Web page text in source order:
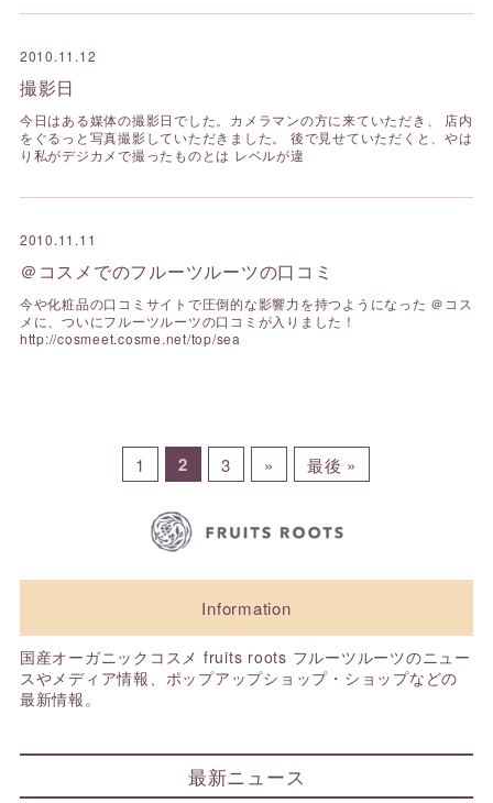
2010.11.12
撮影日
今日はある媒体の撮影日でした。カメラマンの方に来ていただき、 店内
をぐるっと写真撮影していただきました。 後で見せていただくと、やは
り私がデジカメで撮ったものとは レベルが違
2010.11.11
＠コスメでのフルーツルーツの口コミ
今や化粧品の口コミサイトで圧倒的な影響力を持つようになった ＠コス
メに、ついにフルーツルーツの口コミが入りました！
http://cosmeet.cosme.net/top/sea
1 2 3 » 最後 »
Information
国産オーガニックコスメ fruits roots フルーツルーツのニュー
スやメディア情報、ポップアップショップ・ショップなどの
最新情報。
最新ニュース